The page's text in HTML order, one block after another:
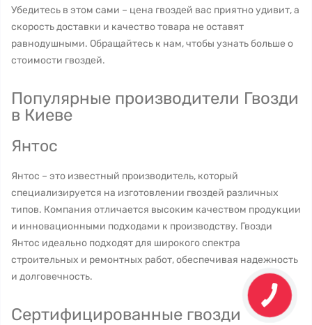
Убедитесь в этом сами – цена гвоздей вас приятно удивит, а
скорость доставки и качество товара не оставят
равнодушными. Обращайтесь к нам, чтобы узнать больше о
стоимости гвоздей.
Популярные производители Гвозди
в Киеве
Янтос
Янтос – это известный производитель, который
специализируется на изготовлении гвоздей различных
типов. Компания отличается высоким качеством продукции
и инновационными подходами к производству. Гвозди
Янтос идеально подходят для широкого спектра
строительных и ремонтных работ, обеспечивая надежность
и долговечность.
Сертифицированные гвозди